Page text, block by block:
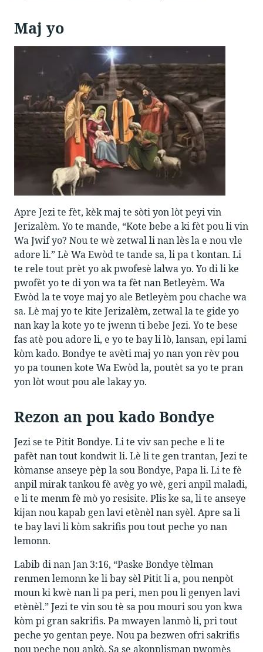
Maj yo
Apre Jezi te fèt, kèk maj te sòti yon lòt peyi vin
Jerizalèm. Yo te mande, “Kote bebe a ki fèt pou li vin
Wa Jwif yo? Nou te wè zetwal li nan lès la e nou vle
adore li.” Lè Wa Ewòd te tande sa, li pa t kontan. Li
te rele tout prèt yo ak pwofesè lalwa yo. Yo di li ke
pwofèt yo te di yon wa ta fèt nan Betleyèm. Wa
Ewòd la te voye maj yo ale Betleyèm pou chache wa
sa. Lè maj yo te kite Jerizalèm, zetwal la te gide yo
nan kay la kote yo te jwenn ti bebe Jezi. Yo te bese
fas atè pou adore li, e yo te bay li lò, lansan, epi lami
kòm kado. Bondye te avèti maj yo nan yon rèv pou
yo pa tounen kote Wa Ewòd la, poutèt sa yo te pran
yon lòt wout pou ale lakay yo.
Rezon an pou kado Bondye
Jezi se te Pitit Bondye. Li te viv san peche e li te
pafèt nan tout kondwit li. Lè li te gen trantan, Jezi te
kòmanse anseye pèp la sou Bondye, Papa li. Li te fè
anpil mirak tankou fè avèg yo wè, geri anpil maladi,
e li te menm fè mò yo resisite. Plis ke sa, li te anseye
kijan nou kapab gen lavi etènèl nan syèl. Apre sa li
te bay lavi li kòm sakrifis pou tout peche yo nan
lemonn.
Labib di nan Jan 3:16, “Paske Bondye tèlman
renmen lemonn ke li bay sèl Pitit li a, pou nenpòt
moun ki kwè nan li pa peri, men pou li genyen lavi
etènèl.” Jezi te vin sou tè sa pou mouri sou yon kwa
kòm pi gran sakrifis. Pa mwayen lanmò li, pri tout
peche yo gentan peye. Nou pa bezwen ofri sakrifis
pou peche nou ankò. Sa se akonplisman pwomès